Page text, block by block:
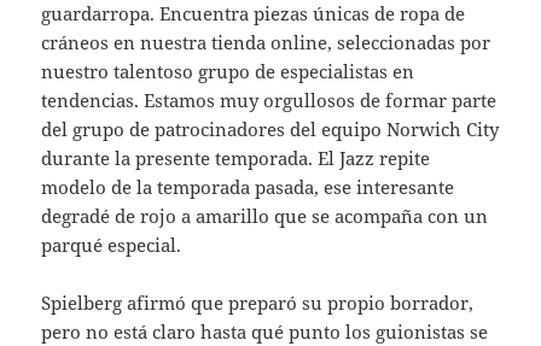
guardarropa. Encuentra piezas únicas de ropa de
cráneos en nuestra tienda online, seleccionadas por
nuestro talentoso grupo de especialistas en
tendencias. Estamos muy orgullosos de formar parte
del grupo de patrocinadores del equipo Norwich City
durante la presente temporada. El Jazz repite
modelo de la temporada pasada, ese interesante
degradé de rojo a amarillo que se acompaña con un
parqué especial.
Spielberg afirmó que preparó su propio borrador,
pero no está claro hasta qué punto los guionistas se